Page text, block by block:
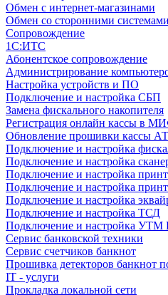
Обмен с интернет-магазинами
Обмен со сторонними системами
Сопровождение
1C:ИТС
Абонентское сопровождение
Администрирование
Настройка устройств и ПО
Подключение и настройка СБП
Замена фискального накопителя
Регистрация онлайн кассы в
Обновление прошивки кассы
Подключение и настройка
Подключение и настройка
Подключение и настройка
Подключение и настройка
Подключение и настройка
Подключение и настройка ТСД
Подключение и настройка
Сервис банковской техники
Сервис счетчиков банкнот
Прошивка детекторов банкнот
IT - услуги
Прокладка локальной сети